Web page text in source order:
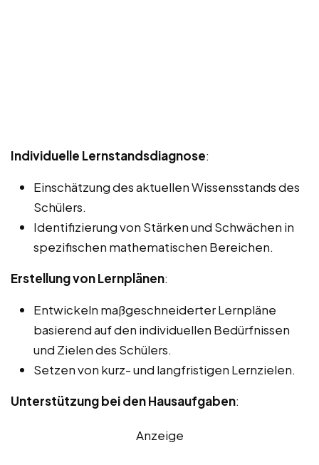
Individuelle Lernstandsdiagnose:
Einschätzung des aktuellen Wissensstands des
Schülers.
Identifizierung von Stärken und Schwächen in
spezifischen mathematischen Bereichen.
Erstellung von Lernplänen:
Entwickeln maßgeschneiderter Lernpläne
basierend auf den individuellen Bedürfnissen
und Zielen des Schülers.
Setzen von kurz- und langfristigen Lernzielen.
Unterstützung bei den Hausaufgaben:
Anzeige